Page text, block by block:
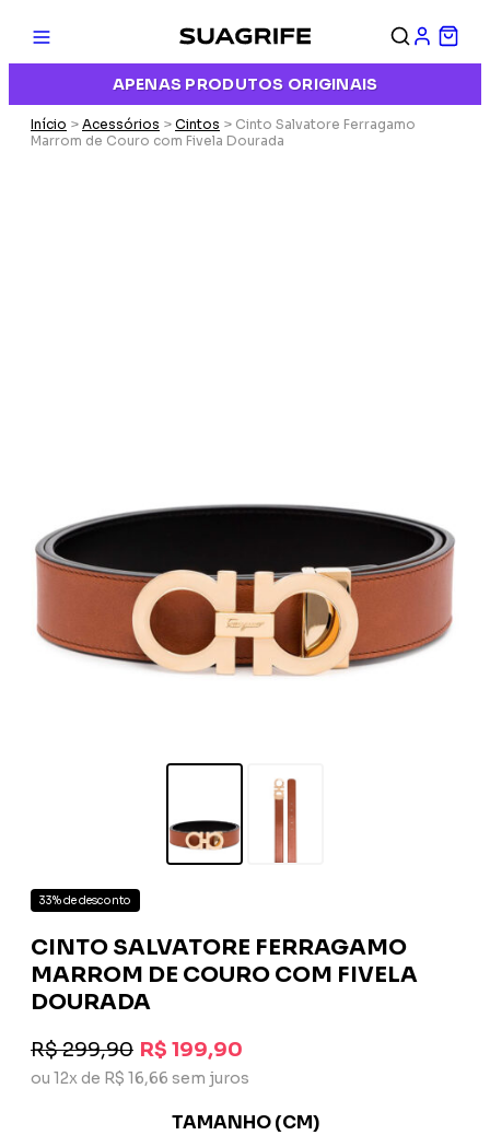
APENAS PRODUTOS ORIGINAIS
Início > Acessórios > Cintos > Cinto Salvatore Ferragamo
Marrom de Couro com Fivela Dourada
33% de desconto
CINTO SALVATORE FERRAGAMO
MARROM DE COURO COM FIVELA
DOURADA
R$ 299,90 R$ 199,90
ou 12x de R$ 16,66 sem juros
TAMANHO (CM)